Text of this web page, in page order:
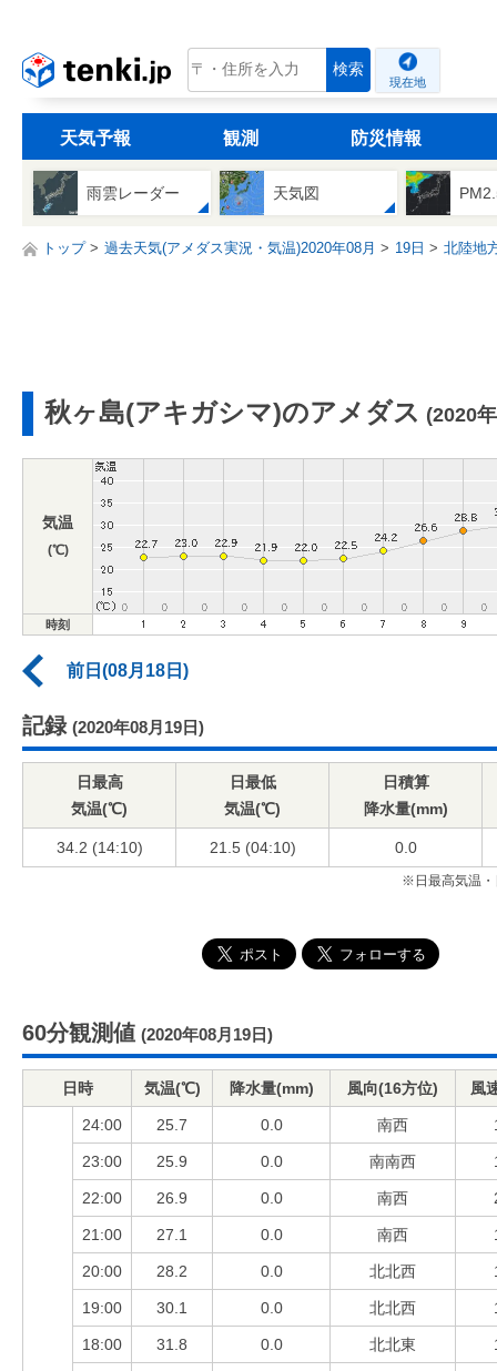
tenki.jp 検索
現在地
天気予報 観測 防災情報
雨雲レーダー 天気図
トップ 過去天気(アメダス実況・気温)2020年08月 19日 北陸地
秋ヶ島(アキガシマ)のアメダス (2020
気温
(℃)
時刻
前日(08月18日)
記録 (2020年08月19日)
日最高
気温(℃)
日最低
気温(℃)
日積算
降水量(mm)
34.2 (14:10) 21.5 (04:10) 0.0
※日最高気温・
60分観測値 (2020年08月19日)
日時 気温(℃) 降水量(mm) 風向(16方位) 風
24:00 25.7 0.0 南西
23:00 25.9 0.0 南南西
22:00 26.9 0.0 南西
21:00 27.1 0.0 南西
20:00 28.2 0.0 北北西
19:00 30.1 0.0 北北西
18:00 31.8 0.0 北北東